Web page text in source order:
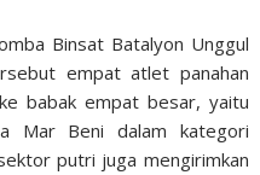
Binsat Batalyon Unggul
empat atlet panahan
babak empat besar, yaitu
Mar Beni dalam kategori
putri juga mengirimkan